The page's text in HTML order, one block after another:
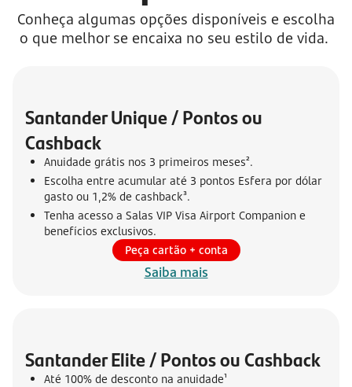
Conheça algumas opções disponíveis e escolha
o que melhor se encaixa no seu estilo de vida.
Santander Unique / Pontos ou
Cashback
Anuidade grátis nos 3 primeiros meses².
Escolha entre acumular até 3 pontos Esfera por dólar
gasto ou 1,2% de cashback³.
Tenha acesso a Salas VIP Visa Airport Companion e
benefícios exclusivos.
Peça cartão + conta
Saiba mais
Santander Elite / Pontos ou Cashback
Até 100% de desconto na anuidade¹